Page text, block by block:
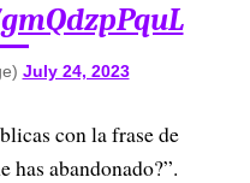
July 24, 2023
con la frase de
has abandonado?”.